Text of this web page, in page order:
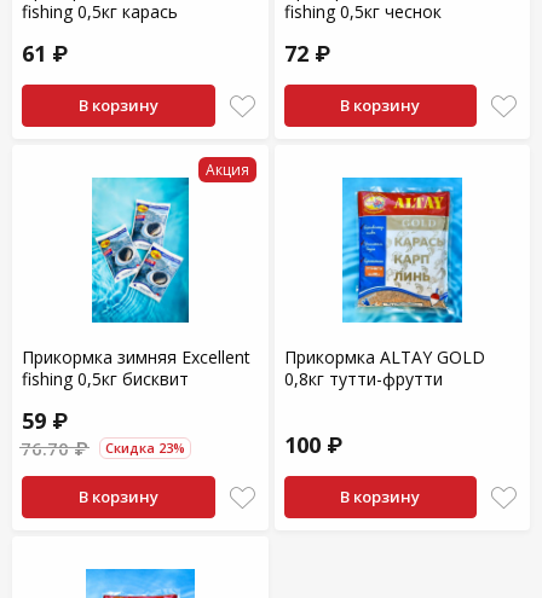
fishing 0,5кг карась
61 ₽
В корзину
fishing 0,5кг чеснок
72 ₽
В корзину
Акция
Прикормка зимняя Excellent
fishing 0,5кг бисквит
59 ₽
76.70 ₽ Скидка 23%
В корзину
Прикормка ALTAY GOLD
0,8кг тутти-фрутти
100 ₽
В корзину